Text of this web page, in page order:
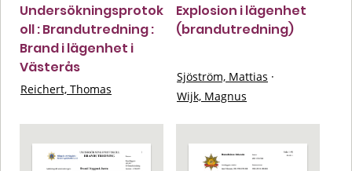
Undersökningsprotok
oll : Brandutredning :
Brand i lägenhet i
Västerås
Reichert, Thomas
Explosion i lägenhet
(brandutredning)
Sjöström, Mattias ·
Wijk, Magnus